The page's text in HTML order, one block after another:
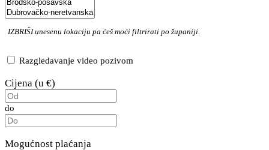
IZBRIŠIunesenu lokaciju pa ćeš moći filtrirati po županiji.
Razgledavanje video pozivom
Cijena (u €)
do
Mogućnost plaćanja